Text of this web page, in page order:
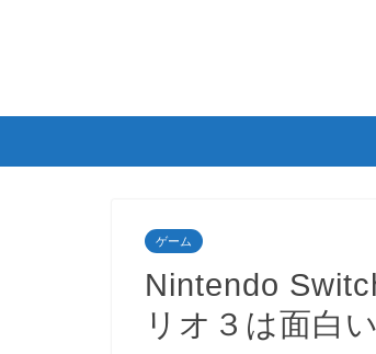
ゲーム
Nintendo
リオ３は面白い